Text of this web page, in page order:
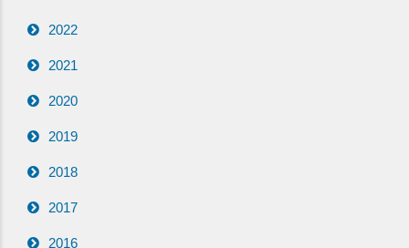
2022
2021
2020
2019
2018
2017
2016